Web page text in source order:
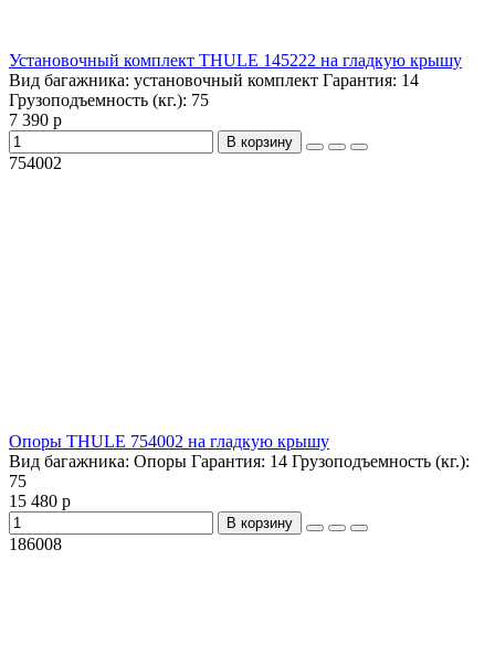
Установочный комплект THULE 145222 на гладкую крышу
Вид багажника: установочный комплект Гарантия: 14
Грузоподъемность (кг.): 75
7 390 р
В корзину
754002
Опоры THULE 754002 на гладкую крышу
Вид багажника: Опоры Гарантия: 14 Грузоподъемность (кг.):
75
15 480 р
В корзину
186008